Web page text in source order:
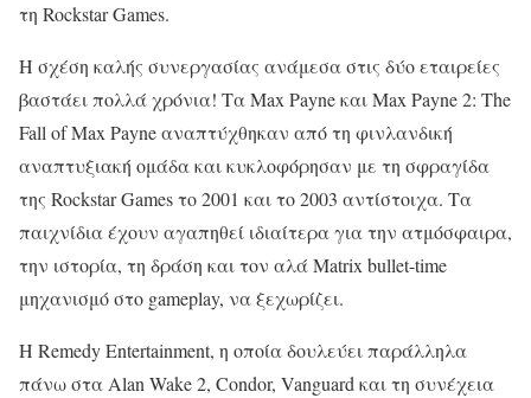
τη Rockstar Games.
Η σχέση καλής συνεργασίας ανάμεσα στις δύο εταιρείες
βαστάει πολλά χρόνια! Τα Max Payne και Max Payne 2: The
Fall of Max Payne αναπτύχθηκαν από τη φινλανδική
αναπτυξιακή ομάδα και κυκλοφόρησαν με τη σφραγίδα
της Rockstar Games το 2001 και το 2003 αντίστοιχα. Τα
παιχνίδια έχουν αγαπηθεί ιδιαίτερα για την ατμόσφαιρα,
την ιστορία, τη δράση και τον αλά Matrix bullet-time
μηχανισμό στο gameplay, να ξεχωρίζει.
Η Remedy Entertainment, η οποία δουλεύει παράλληλα
πάνω στα Alan Wake 2, Condor, Vanguard και τη συνέχεια